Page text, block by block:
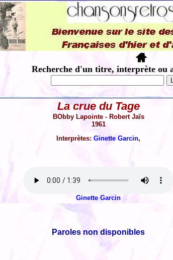
Recherche d'un titre, interprète ou
La crue du Tage
BObby Lapointe - Robert Jaïs
1961
Interprètes: Ginette Garcin,
Ginette Garcin
Paroles non disponibles